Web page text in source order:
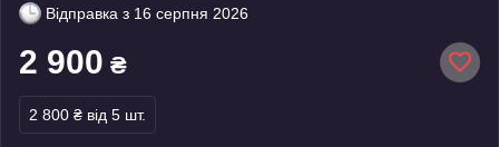
Відправка з 16 серпня 2026
2 900 ₴
2 800 ₴ від 5 шт.